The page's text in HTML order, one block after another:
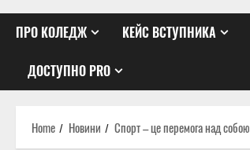
ПРО КОЛЕДЖ КЕЙС ВСТУПНИКА
ДОСТУПНО PRO
Home Новини Спорт – це перемога над собою